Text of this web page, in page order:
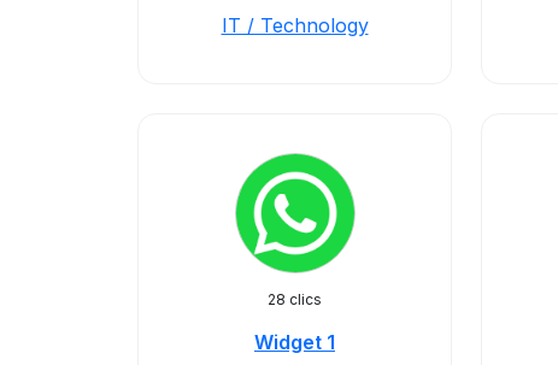
IT / Technology
28 clics
Widget 1